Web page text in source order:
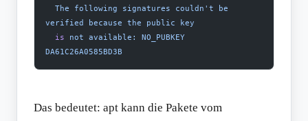
  The following signatures couldn't
be
verified
because the public key
  is
not available:
NO_PUBKEY
DA61C26A0585BD3B
Das bedeutet: apt kann die Pakete vom